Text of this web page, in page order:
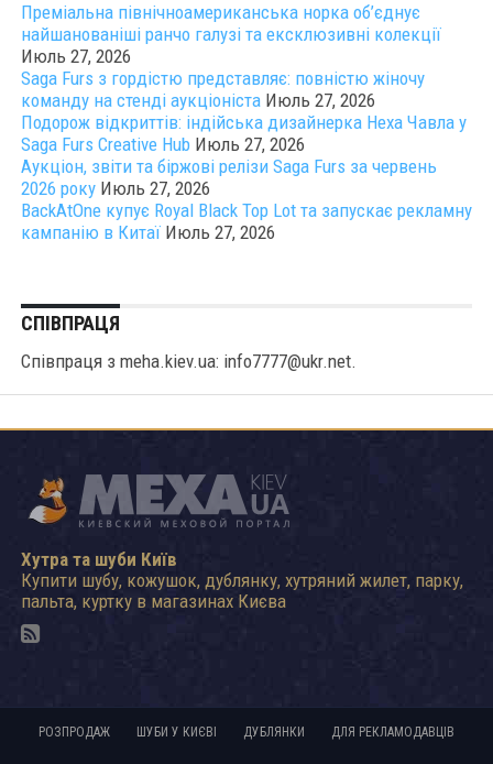
Преміальна північноамериканська норка об’єднує
найшанованіші ранчо галузі та ексклюзивні колекції
Июль 27, 2026
Saga Furs з гордістю представляє: повністю жіночу
команду на стенді аукціоніста Июль 27, 2026
Подорож відкриттів: індійська дизайнерка Неха Чавла у
Saga Furs Creative Hub Июль 27, 2026
Аукціон, звіти та біржові релізи Saga Furs за червень
2026 року Июль 27, 2026
BackAtOne купує Royal Black Top Lot та запускає рекламну
кампанію в Китаї Июль 27, 2026
СПІВПРАЦЯ
Співпраця з meha.kiev.ua: info7777@ukr.net.
Хутра та шуби Київ
Купити шубу, кожушок, дублянку, хутряний жилет, парку,
пальта, куртку в магазинах Києва
РОЗПРОДАЖ ШУБИ У КИЄВІ ДУБЛЯНКИ ДЛЯ РЕКЛАМОДАВЦІВ